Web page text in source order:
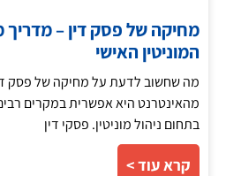
מחיקה של פסק דין – מדריך
המוניטין האישי
מה שחשוב לדעת על מחיקה של פסק
מהאינטרנט היא אפשרית במקרים
בתחום ניהול מוניטין. פסקי דין
קרא עוד >